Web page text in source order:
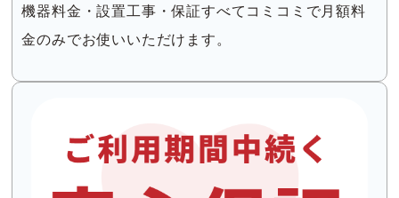
機器料金・設置工事・保証すべてコミコミで月額料
金のみでお使いいただけます。